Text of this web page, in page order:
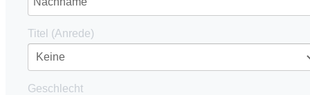
Titel (Anrede)
Geschlecht